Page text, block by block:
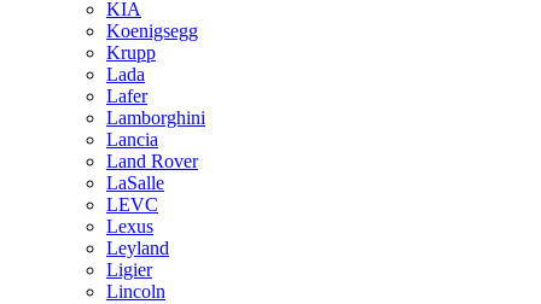
KIA
Koenigsegg
Krupp
Lada
Lafer
Lamborghini
Lancia
Land Rover
LaSalle
LEVC
Lexus
Leyland
Ligier
Lincoln